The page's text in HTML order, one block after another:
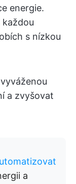
energie.
s nízkou
a zvyšovat
a